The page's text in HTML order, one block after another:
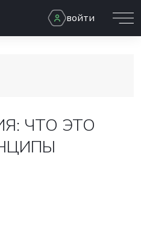
войти
ЧТО ЭТО